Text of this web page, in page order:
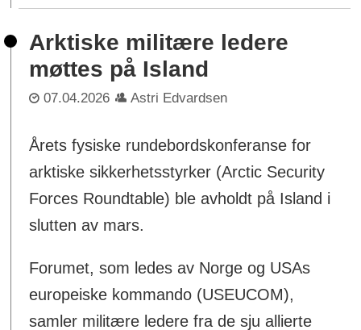
Arktiske militære ledere
møttes på Island
07.04.2026 Astri Edvardsen
Årets fysiske rundebordskonferanse for
arktiske sikkerhetsstyrker (Arctic Security
Forces Roundtable) ble avholdt på Island i
slutten av mars.
Forumet, som ledes av Norge og USAs
europeiske kommando (USEUCOM),
samler militære ledere fra de sju allierte